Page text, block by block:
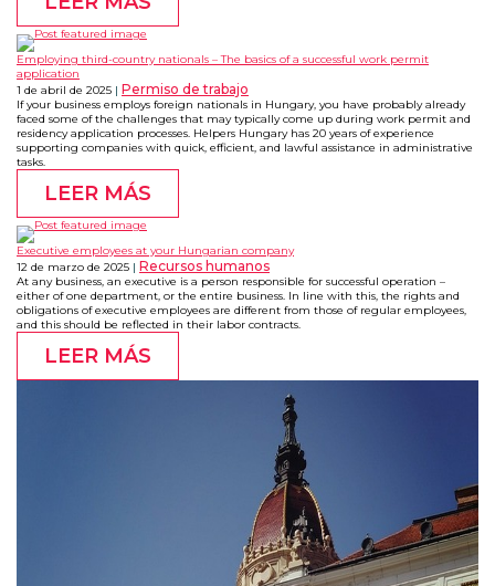
Employing third-country nationals – The basics of a successful work permit
application
1 de abril de 2025
Permiso de trabajo
If your business employs foreign nationals in Hungary, you have probably already
faced some of the challenges that may typically come up during work permit and
residency application processes. Helpers Hungary has 20 years of experience
supporting companies with quick, efficient, and lawful assistance in administrative
tasks.
LEER MÁS
Executive employees at your Hungarian company
12 de marzo de 2025
Recursos humanos
At any business, an executive is a person responsible for successful operation –
either of one department, or the entire business. In line with this, the rights and
obligations of executive employees are different from those of regular employees,
and this should be reflected in their labor contracts.
LEER MÁS